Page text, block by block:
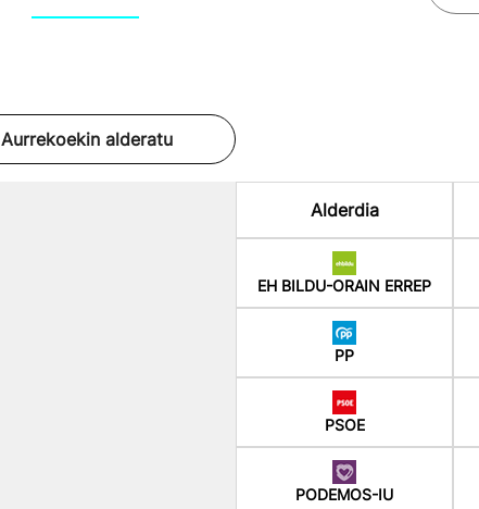
Aurrekoekin alderatu
Alderdia
EH BILDU-ORAIN ERREP
PP
PSOE
PODEMOS-IU